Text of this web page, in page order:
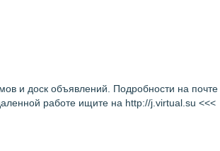
и доск объявлений. Подробности на почте
работе ищите на http://j.virtual.su <<<